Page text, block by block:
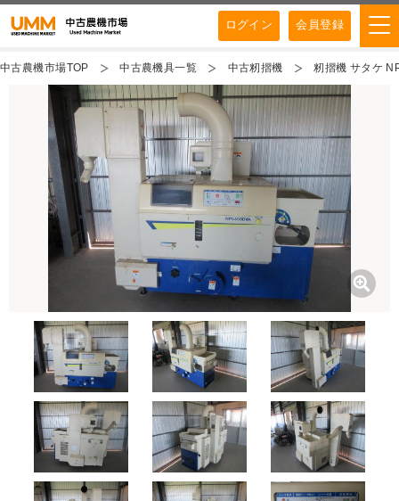
ログイン 会員登録
中古農機市場TOP 中古農機具一覧 中古籾摺機 籾摺機 サタケ